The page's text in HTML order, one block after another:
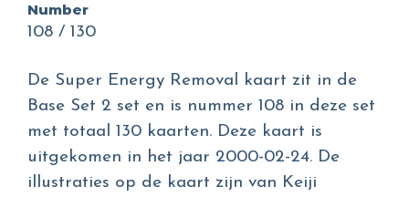
Number
108 / 130
De Super Energy Removal kaart zit in de
Base Set 2 set en is nummer 108 in deze set
met totaal 130 kaarten. Deze kaart is
uitgekomen in het jaar 2000-02-24. De
illustraties op de kaart zijn van Keiji